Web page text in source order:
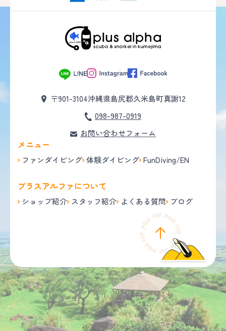
〒901-3104沖縄県島尻郡久米島町真謝12
098-987-0919
お問い合わせフォーム
メニュー
ファンダイビング 体験ダイビング FunDiving/EN
プラスアルファについて
ショップ紹介 スタッフ紹介 よくある質問 ブログ